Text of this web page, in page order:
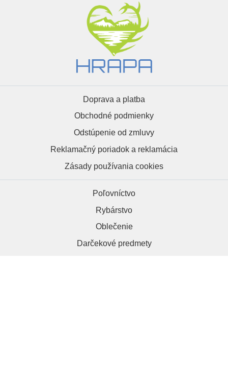
Doprava a platba
Obchodné podmienky
Odstúpenie od zmluvy
Reklamačný poriadok a reklamácia
Zásady používania cookies
Poľovníctvo
Rybárstvo
Oblečenie
Darčekové predmety